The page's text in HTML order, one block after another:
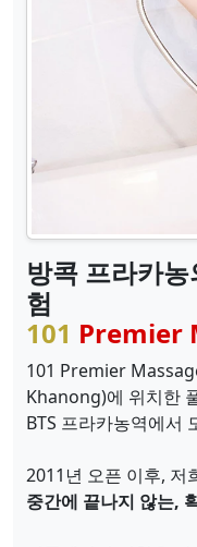
방콕 프라카
험
101 Premier
101 Premier
Khanong)에 위치한
BTS 프라카농역에서
2011년 오픈 이후, 저
중간에 끝나지 않는,